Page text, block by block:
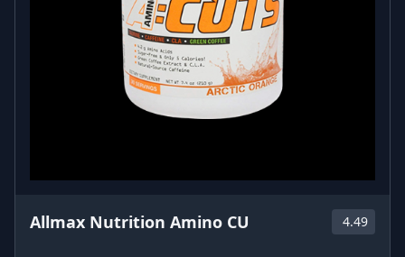
Allmax Nutrition Amino CU 4.49